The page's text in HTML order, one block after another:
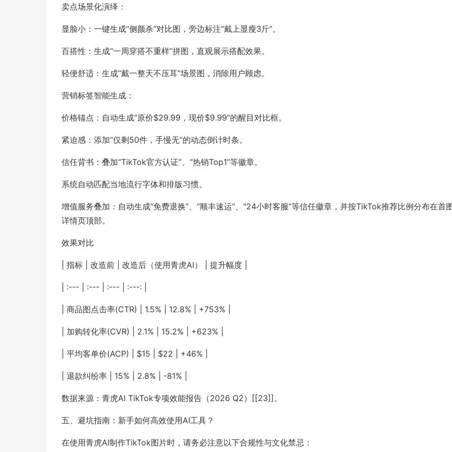
卖点场景化演绎：
显脸小：一键生成“侧颜杀”对比图，旁边标注“戴上显瘦3斤”。
百搭性：生成“一周穿搭不重样”拼图，直观展示搭配效果。
轻便舒适：生成“戴一整天不压耳”场景图，消除用户顾虑。
营销标签智能生成：
价格锚点：自动生成“原价$29.99，现价$9.99”的醒目对比框。
紧迫感：添加“仅剩50件，手慢无”的动态倒计时条。
信任背书：叠加“TikTok官方认证”、“热销Top1”等徽章。
系统自动匹配当地流行字体和排版习惯。
增值服务叠加：自动生成“免费退换”、“顺丰速运”、"24小时客服”等信任徽章，并按TikTok推荐比例分布在首
详情页顶部。
效果对比
| 指标 | 改造前 | 改造后（使用青虎AI） | 提升幅度 |
| :--- | :--- | :--- | :---: |
| 商品图点击率(CTR) | 1.5% | 12.8% | +753% |
| 加购转化率(CVR) | 2.1% | 15.2% | +623% |
| 平均客单价(ACP) | $15 | $22 | +46% |
| 退款纠纷率 | 15% | 2.8% | -81% |
数据来源：青虎AI TikTok专项效能报告（2026 Q2）[[23]]。
五、避坑指南：新手如何高效使用AI工具？
在使用青虎AI制作TikTok图片时，请务必注意以下合规性与文化禁忌：